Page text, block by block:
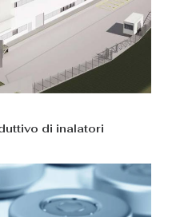
di inalatori